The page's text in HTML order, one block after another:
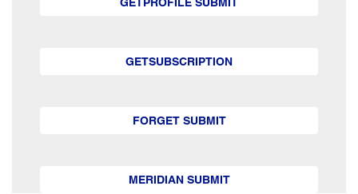
GETSUBSCRIPTION
FORGET SUBMIT
MERIDIAN SUBMIT